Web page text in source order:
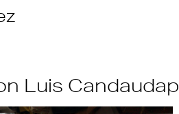
Luis Candaudap